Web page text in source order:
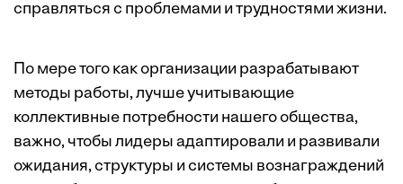
справляться с проблемами и трудностями жизни.
По мере того как организации разрабатывают
методы работы, лучше учитывающие
коллективные потребности нашего общества,
важно, чтобы лидеры адаптировали и развивали
ожидания, структуры и системы вознаграждений